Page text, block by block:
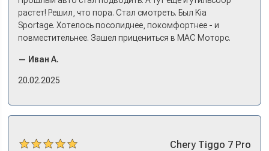
растет! Решил, что пора. Стал смотреть. Был Kia
Sportage. Хотелось посолиднее, покомфортнее - и
повместительнее. Зашел прицениться в МАС Моторс.
и прям мое! Даже не скажешь, что «китаец». Прям не
вылезая из него и порешали. Спортэйдж в трейд-ин
— Иван А.
20.02.2025
Chery Tiggo 7 Pro